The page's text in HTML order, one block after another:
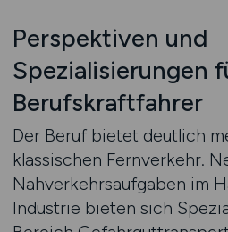
Perspektiven und
Spezialisierungen
Berufskraftfahrer
Der Beruf bietet deutlich
klassischen Fernverkehr.
Nahverkehrsaufgaben im
Industrie bieten sich